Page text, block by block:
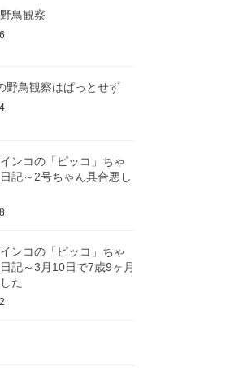
鳥観察
野鳥観察はぱっとせず
ンコの「ピッコ」ちゃ
記～2号ちゃん具合悪し
ンコの「ピッコ」ちゃ
記～3月10日で7歳9ヶ月
た